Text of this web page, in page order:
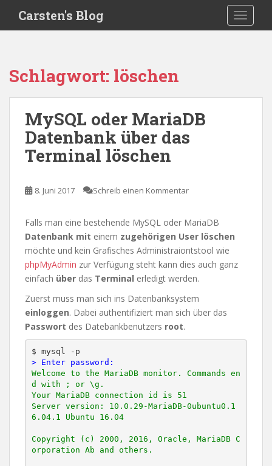
i
Carsten's Blog
Schlagwort: löschen
MySQL oder MariaDB
Datenbank über das
Terminal löschen
8. Juni 2017 Schreib einen Kommentar
Falls man eine bestehende MySQL oder MariaDB
Datenbank mit einem zugehörigen User löschen
möchte und kein Grafisches Administraiontstool wie
phpMyAdmin zur Verfügung steht kann dies auch ganz
einfach über das Terminal erledigt werden.
Zuerst muss man sich ins Datenbanksystem
einloggen. Dabei authentifiziert man sich über das
Passwort des Datebankbenutzers root.
> Enter password:
Welcome to the MariaDB monitor. Commands en
d with ; or \g.
Your MariaDB connection id is 51
Server version: 10.0.29-MariaDB-0ubuntu0.1
6.04.1 Ubuntu 16.04
Copyright (c) 2000, 2016, Oracle, MariaDB C
orporation Ab and others.